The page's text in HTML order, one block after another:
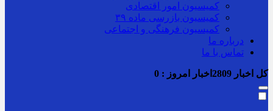
کمیسیون امور اقتصادی
کمیسیون بازرسی ماده ۳۹
کمیسیون فرهنگی و اجتماعی
درباره ما
تماس با ما
کل اخبار اخبار امروز : 0